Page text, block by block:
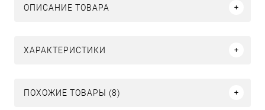
ОПИСАНИЕ ТОВАРА
ХАРАКТЕРИСТИКИ
ПОХОЖИЕ ТОВАРЫ (8)